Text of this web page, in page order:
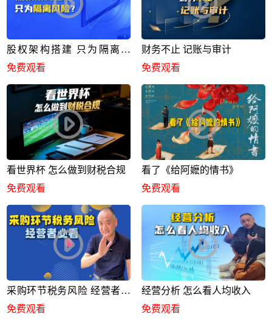
股权架构搭建 只为隔离风
险？
免费观看
财务不止 记账与审计
免费观看
看世界杯 怎么做到财税合规
免费观看
看了《给阿嬷的情书》
免费观看
采购环节税务风险 经营者必
看
免费观看
经营分析 怎么看人均收入
免费观看